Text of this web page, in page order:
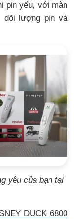
pin yếu, với màn
dõi lượng pin và
yêu của bạn tại
DUCK 6800